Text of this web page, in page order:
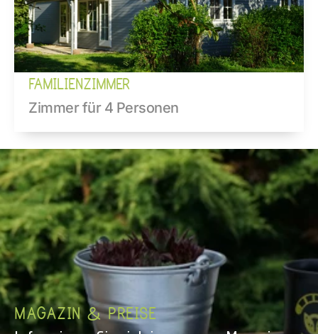
FAMILIENZIMMER
Zimmer für 4 Personen
MAGAZIN & PREISE